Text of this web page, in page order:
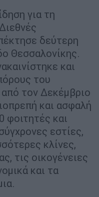
για τη
δεύτερη
Θεσσαλονίκης.
και
του
τον Δεκέμβριο
και ασφαλή
φοιτητές και
εστίες,
κλίνες,
τις οικογένειες
και τα